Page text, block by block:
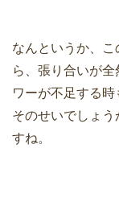
なんというか、
ら、張り合いが
ワーが不足する時
そのせいでしょ
すね。